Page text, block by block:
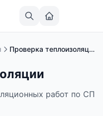
Проверка теплоизоляции
работ по СП